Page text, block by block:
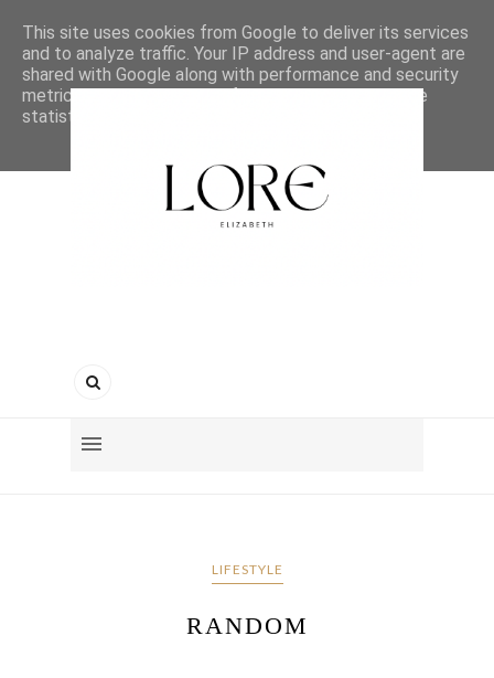
LIFESTYLE
RANDOM
This site uses cookies from Google to deliver its services
and to analyze traffic. Your IP address and user-agent are
shared with Google along with performance and security
metrics to ensure quality of service, generate usage
statistics, and to detect and address abuse.